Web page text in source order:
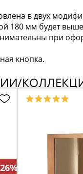
в двух
180 мм будет
при
кнопка.